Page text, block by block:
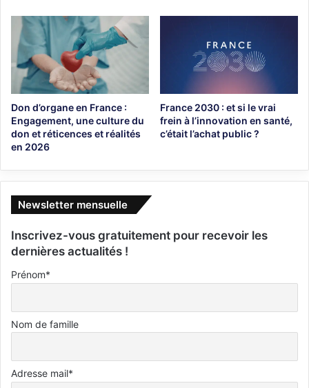
Don d’organe en France :
Engagement, une culture du
don et réticences et réalités
en 2026
France 2030 : et si le vrai
frein à l’innovation en santé,
c’était l’achat public ?
Newsletter mensuelle
Inscrivez-vous gratuitement pour recevoir les
dernières actualités !
Prénom*
Nom de famille
Adresse mail*